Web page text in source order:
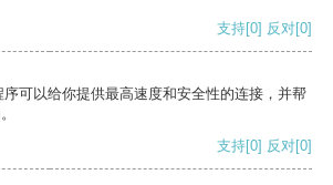
支持[0] 反对[0]
可以给你提供最高速度和安全性的连接，并帮
支持[0] 反对[0]